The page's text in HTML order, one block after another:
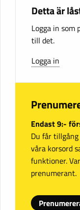
Detta är
Logga in
till det.
Logga in
Endast 9:-
Du får
våra korsord
funktioner.
prenumerant.